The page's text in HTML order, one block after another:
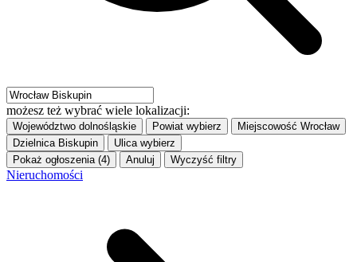
możesz też wybrać wiele lokalizacji:
Województwo dolnośląskie Powiat wybierz Miejscowość Wrocław
Dzielnica Biskupin Ulica wybierz
Pokaż ogłoszenia (4)
Anuluj Wyczyść filtry
Nieruchomości